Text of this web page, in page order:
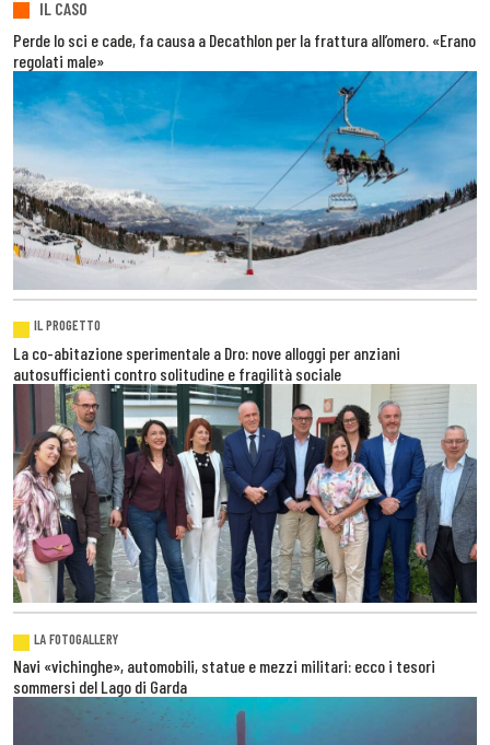
IL CASO
Perde lo sci e cade, fa causa a Decathlon per la frattura all’omero. «Erano
regolati male»
IL PROGETTO
La co-abitazione sperimentale a Dro: nove alloggi per anziani
autosufficienti contro solitudine e fragilità sociale
LA FOTOGALLERY
Navi «vichinghe», automobili, statue e mezzi militari: ecco i tesori
sommersi del Lago di Garda